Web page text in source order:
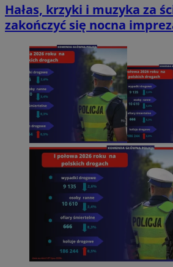
Hałas, krzyki i muzyka za
zakończyć się nocna